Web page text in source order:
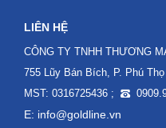
LIÊN HỆ
CÔNG TY TNHH THƯƠNG
755 Lũy Bán Bích, P. Phú
MST: 0316725436 ;
E: info@goldline.vn